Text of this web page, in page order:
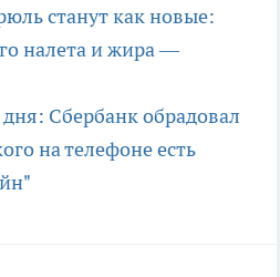
станут как новые:
налета и жира —
Сбербанк обрадовал
на телефоне есть